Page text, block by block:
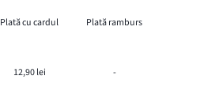
Plată cu cardul
Plată ramburs
12,90 lei -